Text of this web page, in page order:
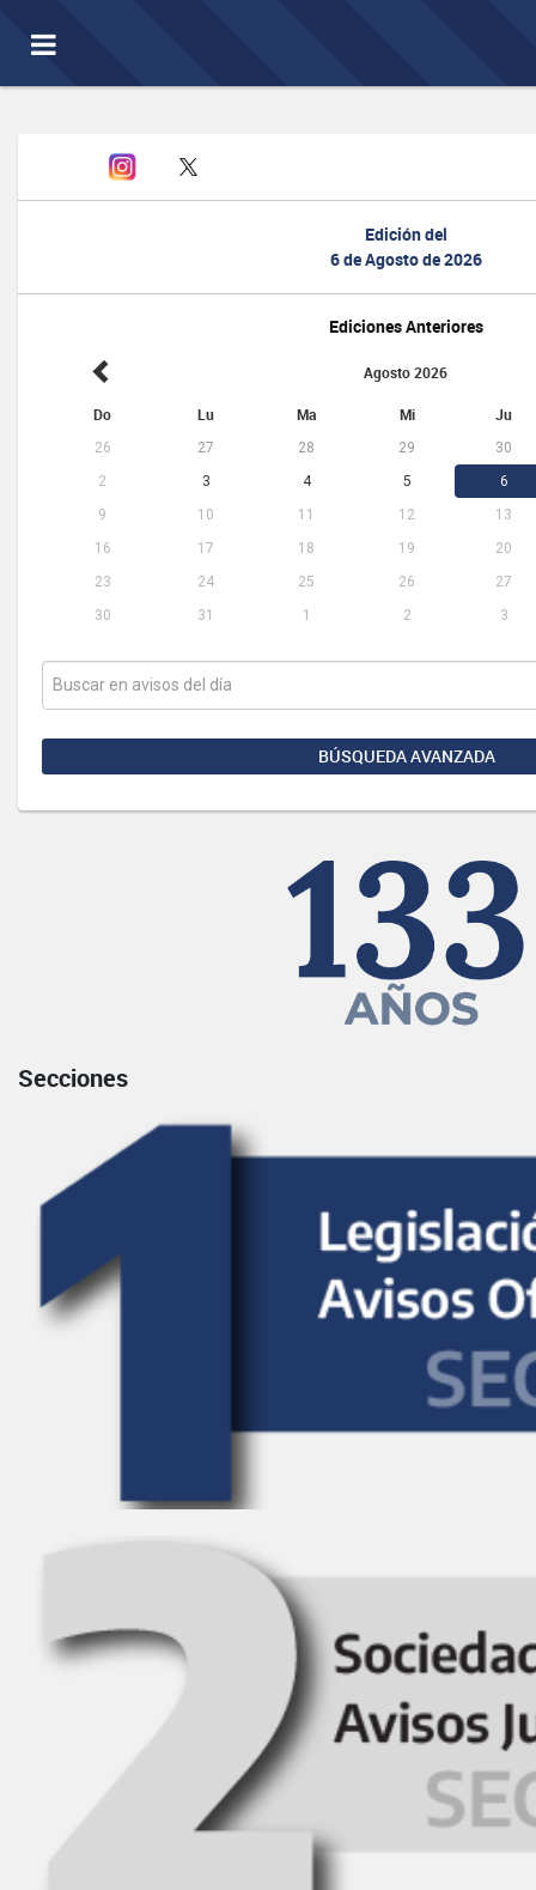
Toggle
navigation
Edición del
6 de Agosto de 2026
Ediciones Anteriores
Agosto 2026
Do Lu Ma Mi Ju
26 27 28 29
30
2
3 4 5
6
9
10 11 12
13
16
17 18 19
20
23
24 25 26
27
30
31 1 2 3
BÚSQUEDA AVANZADA
Secciones